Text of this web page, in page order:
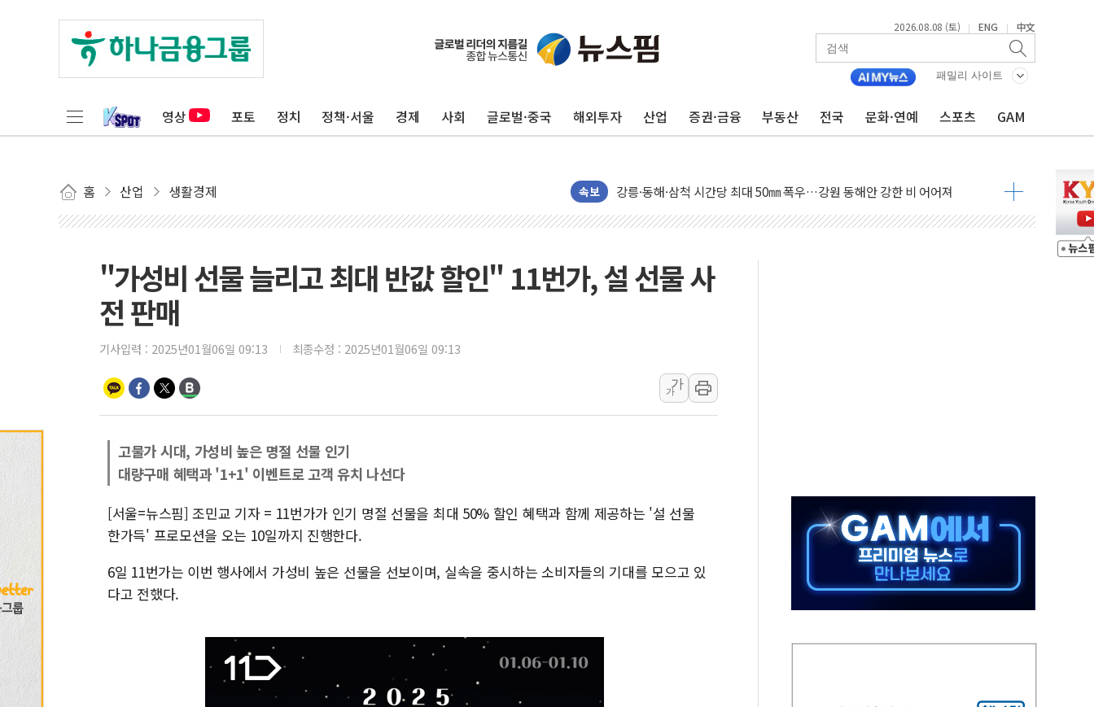
2026.08.08 (토) | ENG | 中文
패밀리 사이트
영상 포토 정치 정책·서울 경제 사회 글로벌·중국 해외투자 산업 증권·금융 부동산 전국 문화·연예 스포츠 GAM
홈 산업 생활경제 속보
이번주 국내 주요 금융일정(8.10~8.14)
강릉·동해·삼척 시간당 최대 50㎜ 폭우…강원 동해안 강한 비 어어져
폐기물 수거하다 참변…60대 환경미화원 수거차에 치여 사망
李대통령 "결혼 때문에 손해 보는 일 없게"…'결혼 페널티' 22개 과제 손본다
여수 오동도 인근 해상서 모터보트 전복…1명 사망·1명 실종
'화합' 꺼낸 김민석에 '뻔뻔' 받아친 정청래…제주 연설서 신경전 고조
인제 용대리 계곡서 수위 상승으로 피서객 7명 고립…전원 구조
동해시, 11~14일 '별똥별 멍' 운영…페르세우스 유성우 관측
강원 중·남부 동해안 시간당 50mm 이상 폭우…호우경보 발효
청양 밭에서 일하던 90대 숨져…온열질환 여부 조사
"가성비 선물 늘리고 최대 반값 할인" 11번가, 설 선물 사
전 판매
기사입력 : 2025년01월06일 09:13 최종수정 : 2025년01월06일 09:13
가
가
고물가 시대, 가성비 높은 명절 선물 인기
대량구매 혜택과 '1+1' 이벤트로 고객 유치 나선다
[서울=뉴스핌] 조민교 기자 = 11번가가 인기 명절 선물을 최대 50% 할인 혜택과 함께 제공하는 '설 선물
한가득' 프로모션을 오는 10일까지 진행한다.
6일 11번가는 이번 행사에서 가성비 높은 선물을 선보이며, 실속을 중시하는 소비자들의 기대를 모으고 있
다고 전했다.